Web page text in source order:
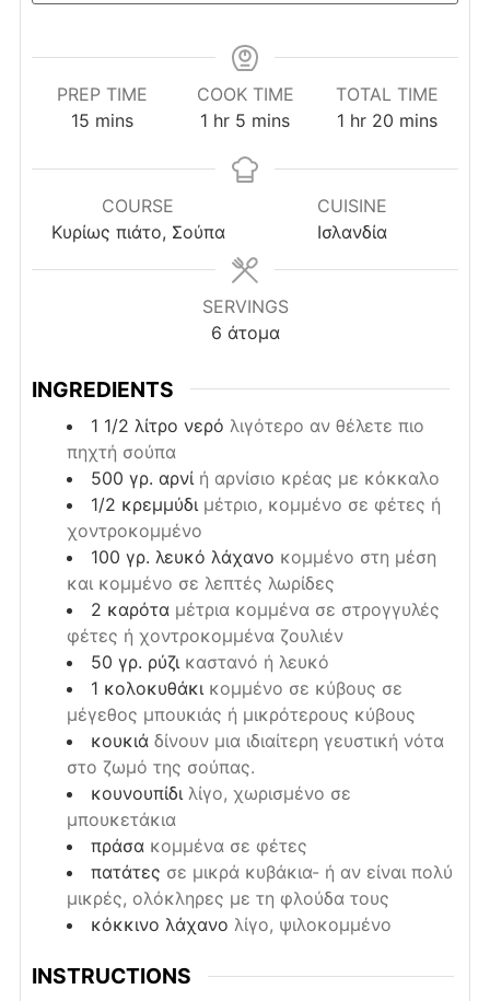
PREP TIME
15 minutes
mins
COOK TIME
1 hour
hr 5 minutes
mins
TOTAL TIME
1 hour
hr 20 minutes
mins
COURSE
Κυρίως πιάτο, Σούπα
CUISINE
Ισλανδία
SERVINGS
6 άτομα
INGREDIENTS
1 1/2 λίτρο νερό λιγότερο αν θέλετε πιο
πηχτή σούπα
500 γρ. αρνί ή αρνίσιο κρέας με κόκκαλο
1/2 κρεμμύδι μέτριο, κομμένο σε φέτες ή
χοντροκομμένο
100 γρ. λευκό λάχανο κομμένο στη μέση
και κομμένο σε λεπτές λωρίδες
2 καρότα μέτρια κομμένα σε στρογγυλές
φέτες ή χοντροκομμένα ζουλιέν
50 γρ. ρύζι καστανό ή λευκό
1 κολοκυθάκι κομμένο σε κύβους σε
μέγεθος μπουκιάς ή μικρότερους κύβους
κουκιά δίνουν μια ιδιαίτερη γευστική νότα
στο ζωμό της σούπας.
κουνουπίδι λίγο, χωρισμένο σε
μπουκετάκια
πράσα κομμένα σε φέτες
πατάτες σε μικρά κυβάκια- ή αν είναι πολύ
μικρές, ολόκληρες με τη φλούδα τους
κόκκινο λάχανο λίγο, ψιλοκομμένο
INSTRUCTIONS